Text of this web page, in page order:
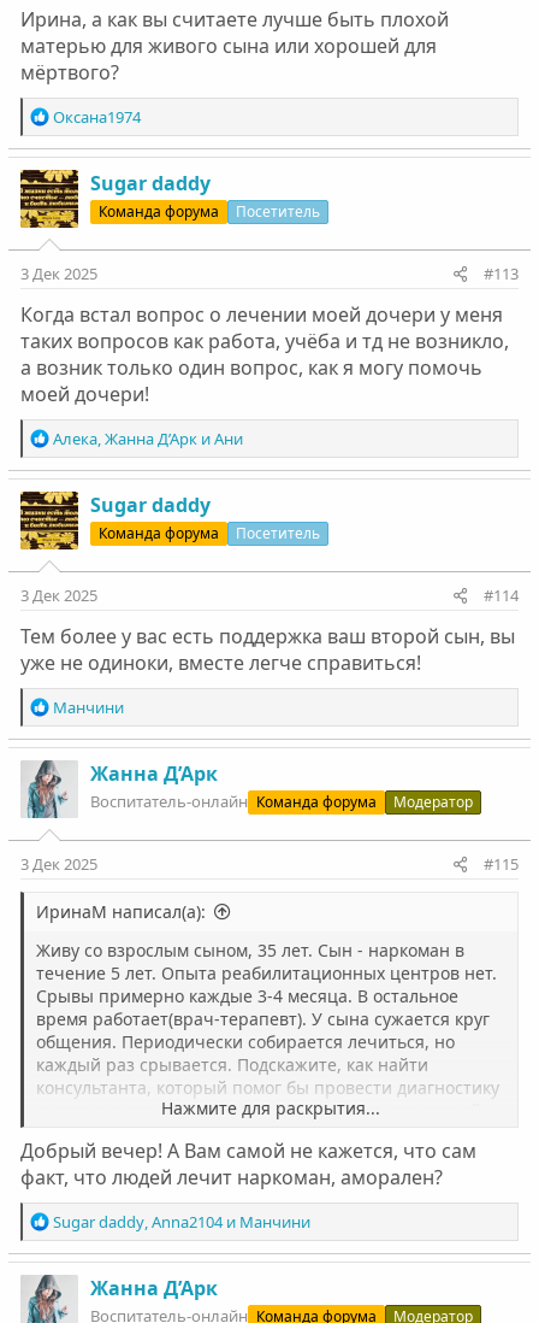
Ирина, а как вы считаете лучше быть плохой
матерью для живого сына или хорошей для
мёртвого?
Р
е
а
к
ц
и
и
:
Оксана1974
Sugar daddy
Команда форума Посетитель
3 Дек 2025 #113
Когда встал вопрос о лечении моей дочери у меня
таких вопросов как работа, учёба и тд не возникло,
а возник только один вопрос, как я могу помочь
моей дочери!
Р
е
а
к
ц
и
и
:
Алека,Жанна Д’АркиАни
Sugar daddy
Команда форума Посетитель
3 Дек 2025 #114
Тем более у вас есть поддержка ваш второй сын, вы
уже не одиноки, вместе легче справиться!
Р
е
а
к
ц
и
и
:
Манчини
Жанна Д’Арк
Воспитатель-онлайн Команда форума Модератор
3 Дек 2025 #115
ИринаМ написал(а):
Живу со взрослым сыном, 35 лет. Сын - наркоман в
течение 5 лет. Опыта реабилитационных центров нет.
Срывы примерно каждые 3-4 месяца. В остальное
время работает(врач-терапевт). У сына сужается круг
общения. Периодически собирается лечиться, но
каждый раз срывается. Подскажите, как найти
консультанта, который помог бы провести диагностику
состояния зависимого и определиться со стратегией
Нажмите для раскрытия...
Добрый вечер! А Вам самой не кажется, что сам
факт, что людей лечит наркоман, аморален?
Р
е
а
к
ц
Sugar daddy,Anna2104и Манчини
Жанна Д’Арк
Воспитатель-онлайн Команда форума Модератор